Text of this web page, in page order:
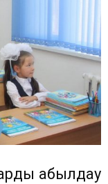
қабылдау